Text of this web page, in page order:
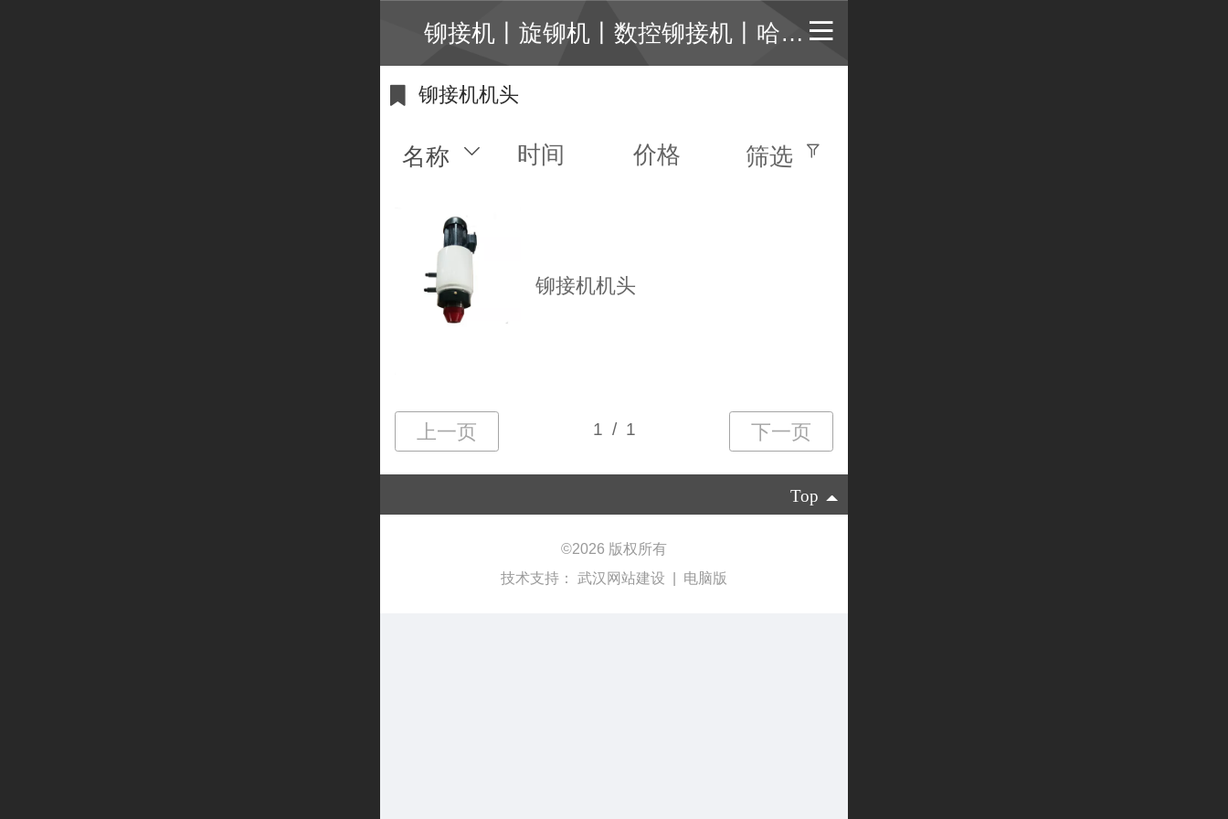
铆接机丨旋铆机丨数控铆接机丨哈芬槽铆接机丨数控冲孔机丨自冲铆接机丨径向铆接机
铆接机机头
名称 时间 价格 筛选
铆接机机头
Top
©2026 版权所有
技术支持： 武汉网站建设 电脑版